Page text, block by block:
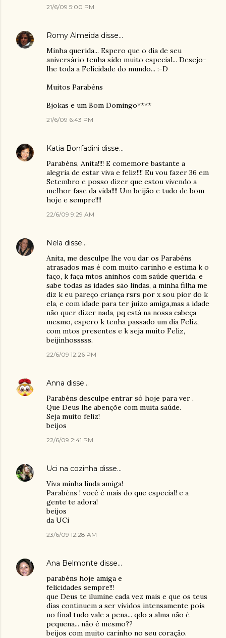
21/6/09 5:00 PM
Romy Almeida disse…
Minha querida... Espero que o dia de seu
aniversário tenha sido muito especial... Desejo-
lhe toda a Felicidade do mundo... :-D
Muitos Parabéns
Bjokas e um Bom Domingo****
21/6/09 6:43 PM
Katia Bonfadini disse…
Parabéns, Anita!!!! E comemore bastante a
alegria de estar viva e feliz!!!! Eu vou fazer 36 em
Setembro e posso dizer que estou vivendo a
melhor fase da vida!!!! Um beijão e tudo de bom
hoje e sempre!!!!
22/6/09 9:29 AM
Nela disse…
Anita, me desculpe lhe vou dar os Parabéns
atrasados mas é com muito carinho e estima k o
faço, k faça mtos aninhos com saúde querida, e
sabe todas as idades são lindas, a minha filha me
diz k eu pareço criança rsrs por x sou pior do k
ela, e com idade para ter juizo amiga,mas a idade
não quer dizer nada, pq está na nossa cabeça
mesmo, espero k tenha passado um dia Feliz,
com mtos presentes e k seja muito Feliz,
beijinhosssss.
22/6/09 12:26 PM
Anna disse…
Parabéns desculpe entrar só hoje para ver .
Que Deus lhe abençõe com muita saúde.
Seja muito feliz!
beijos
22/6/09 2:41 PM
Uci na cozinha disse…
Viva minha linda amiga!
Parabéns ! você é mais do que especial! e a
gente te adora!
beijos
da UCi
23/6/09 12:28 AM
Ana Belmonte disse…
parabéns hoje amiga e
felicidades sempre!!!
que Deus te ilumine cada vez mais e que os teus
dias continuem a ser vividos intensamente pois
no final tudo vale a pena... qdo a alma não é
pequena... não é mesmo??
beijos com muito carinho no seu coração.